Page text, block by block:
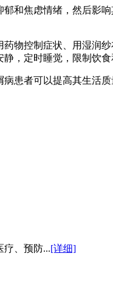
和焦虑情绪，然后影
物控制症状、用湿润
，定时睡觉，限制饮食
患者可以提高其生活质
疗、预防...[详细]